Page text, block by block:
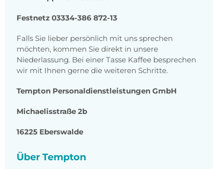
Festnetz 03334-386 872-13
Falls Sie lieber persönlich mit uns sprechen
möchten, kommen Sie direkt in unsere
Niederlassung. Bei einer Tasse Kaffee besprechen
wir mit Ihnen gerne die weiteren Schritte.
Tempton Personaldienstleistungen GmbH
Michaelisstraße 2b
16225 Eberswalde
Über Tempton